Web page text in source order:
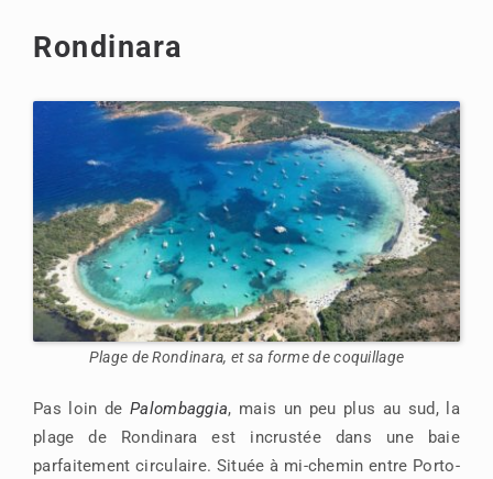
Rondinara
Plage de Rondinara, et sa forme de coquillage
Pas loin dePalombaggia, mais un peu plus au sud, la
plage de Rondinara est incrustée dans une baie
parfaitement circulaire. Située à mi-chemin entre Porto-